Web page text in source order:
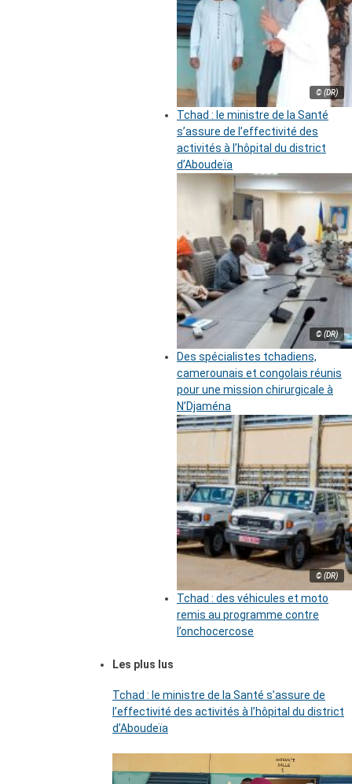
© (DR)
Tchad : le ministre de la Santé
s’assure de l’effectivité des
activités à l’hôpital du district
d’Aboudeïa
© (DR)
Des spécialistes tchadiens,
camerounais et congolais réunis
pour une mission chirurgicale à
N’Djaména
© (DR)
Tchad : des véhicules et moto
remis au programme contre
l’onchocercose
Les plus lus
Tchad : le ministre de la Santé s’assure de
l’effectivité des activités à l’hôpital du district
d’Aboudeïa